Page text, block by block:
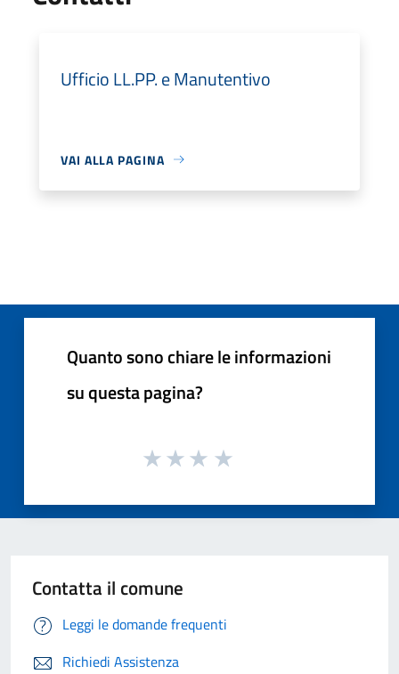
Ufficio LL.PP. e Manutentivo
VAI ALLA PAGINA
Quanto sono chiare le informazioni
su questa pagina?
Contatta il comune
Leggi le domande frequenti
Richiedi Assistenza